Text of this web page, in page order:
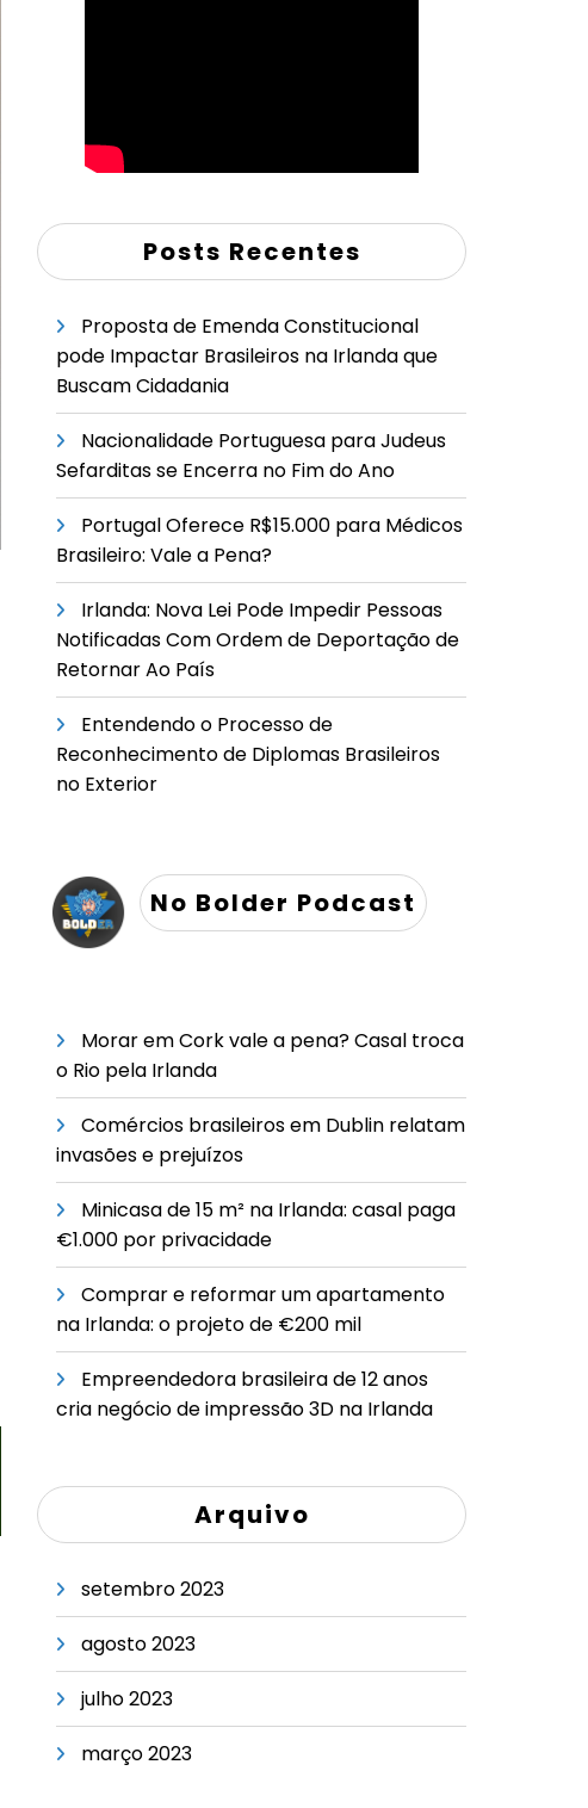
Posts Recentes
Proposta de Emenda Constitucional
pode Impactar Brasileiros na Irlanda que
Buscam Cidadania
Nacionalidade Portuguesa para Judeus
Sefarditas se Encerra no Fim do Ano
Portugal Oferece R$15.000 para Médicos
Brasileiro: Vale a Pena?
Irlanda: Nova Lei Pode Impedir Pessoas
Notificadas Com Ordem de Deportação de
Retornar Ao País
Entendendo o Processo de
Reconhecimento de Diplomas Brasileiros
no Exterior
No Bolder Podcast
Morar em Cork vale a pena? Casal troca
o Rio pela Irlanda
Comércios brasileiros em Dublin relatam
invasões e prejuízos
Minicasa de 15 m² na Irlanda: casal paga
€1.000 por privacidade
Comprar e reformar um apartamento
na Irlanda: o projeto de €200 mil
Empreendedora brasileira de 12 anos
cria negócio de impressão 3D na Irlanda
Arquivo
setembro 2023
agosto 2023
julho 2023
março 2023